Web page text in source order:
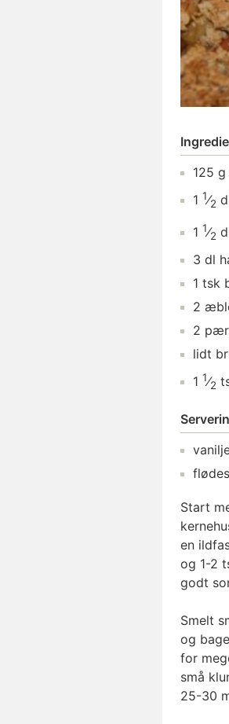
125 g
1 1⁄2
1 1⁄2
3 dl
1 tsk
2
2
lidt
1 1⁄2
Start
en
og 1-2
godt
Smelt
og
for
små
25-30